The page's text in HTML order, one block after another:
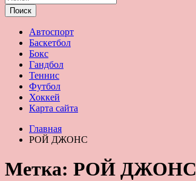
Поиск
Автоспорт
Баскетбол
Бокс
Гандбол
Теннис
Футбол
Хоккей
Карта сайта
Главная
РОЙ ДЖОНС
Метка: РОЙ ДЖОНС